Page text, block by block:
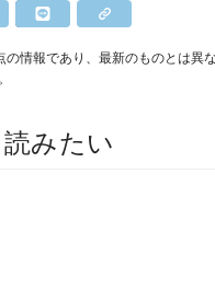
の情報であり、最新のものとは異
みたい